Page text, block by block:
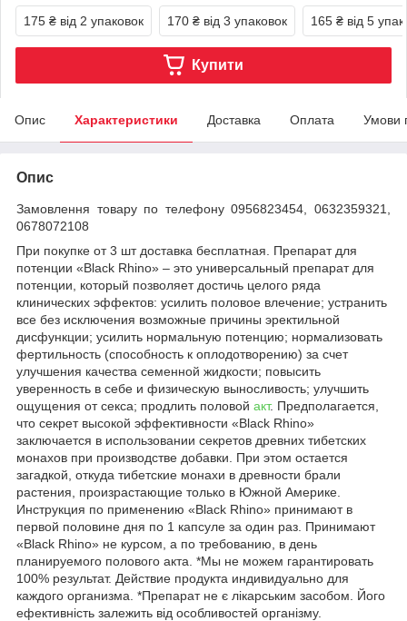
175 ₴ від 2 упаковок 170 ₴ від 3 упаковок 165 ₴ від 5
Купити
Опис Характеристики Доставка Оплата Умови
Опис
Замовлення товару по телефону 0956823454, 0632359321,
0678072108
При покупке от 3 шт доставка бесплатная. Препарат для
потенции «Black Rhino» – это универсальный препарат для
потенции, который позволяет достичь целого ряда
клинических эффектов: усилить половое влечение; устранить
все без исключения возможные причины эректильной
дисфункции; усилить нормальную потенцию; нормализовать
фертильность (способность к оплодотворению) за счет
улучшения качества семенной жидкости; повысить
уверенность в себе и физическую выносливость; улучшить
ощущения от секса; продлить половой акт. Предполагается,
что секрет высокой эффективности «Black Rhino»
заключается в использовании секретов древних тибетских
монахов при производстве добавки. При этом остается
загадкой, откуда тибетские монахи в древности брали
растения, произрастающие только в Южной Америке.
Инструкция по применению «Black Rhino» принимают в
первой половине дня по 1 капсуле за один раз. Принимают
«Black Rhino» не курсом, а по требованию, в день
планируемого полового акта. *Мы не можем гарантировать
100% результат. Действие продукта индивидуально для
каждого организма. *Препарат не є лікарським засобом. Його
ефективність залежить від особливостей організму.